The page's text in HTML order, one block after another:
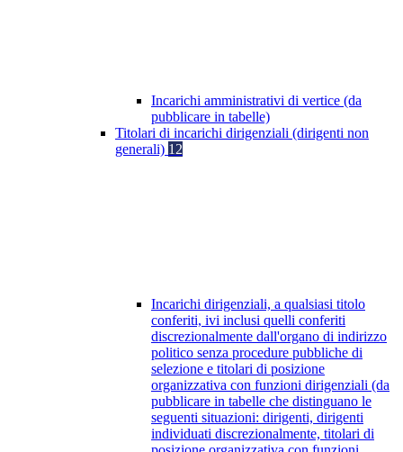
Incarichi amministrativi di vertice (da
pubblicare in tabelle)
Titolari di incarichi dirigenziali (dirigenti non
generali) 12
Incarichi dirigenziali, a qualsiasi titolo
conferiti, ivi inclusi quelli conferiti
discrezionalmente dall'organo di indirizzo
politico senza procedure pubbliche di
selezione e titolari di posizione
organizzativa con funzioni dirigenziali (da
pubblicare in tabelle che distinguano le
seguenti situazioni: dirigenti, dirigenti
individuati discrezionalmente, titolari di